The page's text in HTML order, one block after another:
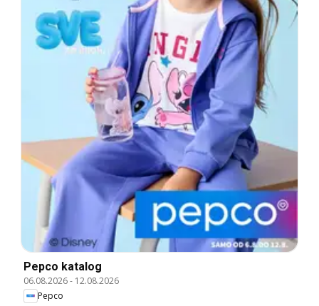
Pepco katalog
06.08.2026- 12.08.2026
Pepco